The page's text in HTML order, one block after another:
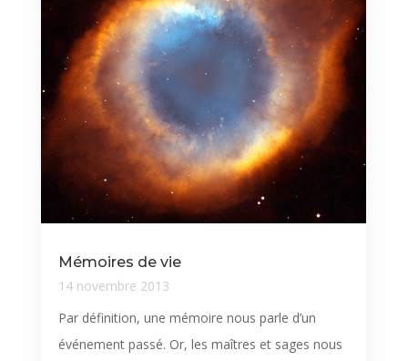
Mémoires de vie
14 novembre 2013
Par définition, une mémoire nous parle d’un
événement passé. Or, les maîtres et sages nous